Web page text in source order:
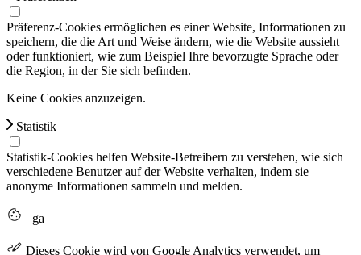
Präferenz-Cookies ermöglichen es einer Website, Informationen zu
speichern, die die Art und Weise ändern, wie die Website aussieht
oder funktioniert, wie zum Beispiel Ihre bevorzugte Sprache oder
die Region, in der Sie sich befinden.
Keine Cookies anzuzeigen.
Statistik
Statistik-Cookies helfen Website-Betreibern zu verstehen, wie sich
verschiedene Benutzer auf der Website verhalten, indem sie
anonyme Informationen sammeln und melden.
_ga
Dieses Cookie wird von Google Analytics verwendet, um